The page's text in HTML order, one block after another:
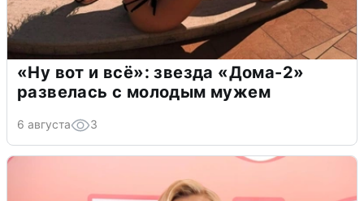
«Ну вот и всё»: звезда «Дома-2»
развелась с молодым мужем
6 августа 3